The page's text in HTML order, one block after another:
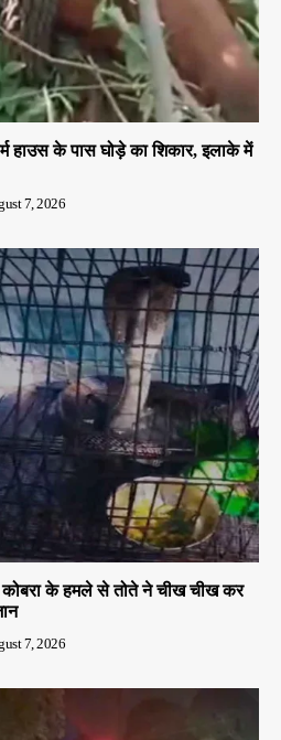
हाउस के पास घोड़े का शिकार, इलाके में
7, 2026
कोबरा के हमले से तोते ने चीख चीख कर
7, 2026